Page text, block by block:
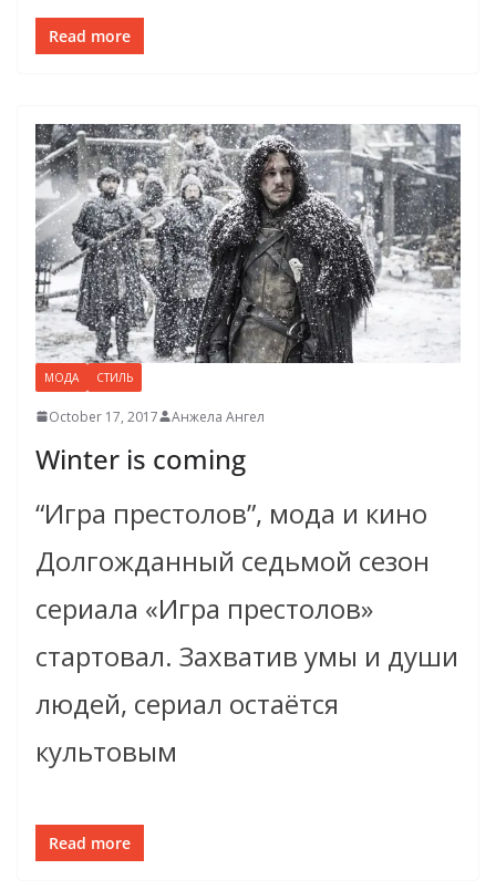
Read more
МОДА СТИЛЬ
October 17, 2017 Анжела Ангел
Winter is coming
“Игра престолов”, мода и кино
Долгожданный седьмой сезон
сериала «Игра престолов»
стартовал. Захватив умы и души
людей, сериал остаётся
культовым
Read more